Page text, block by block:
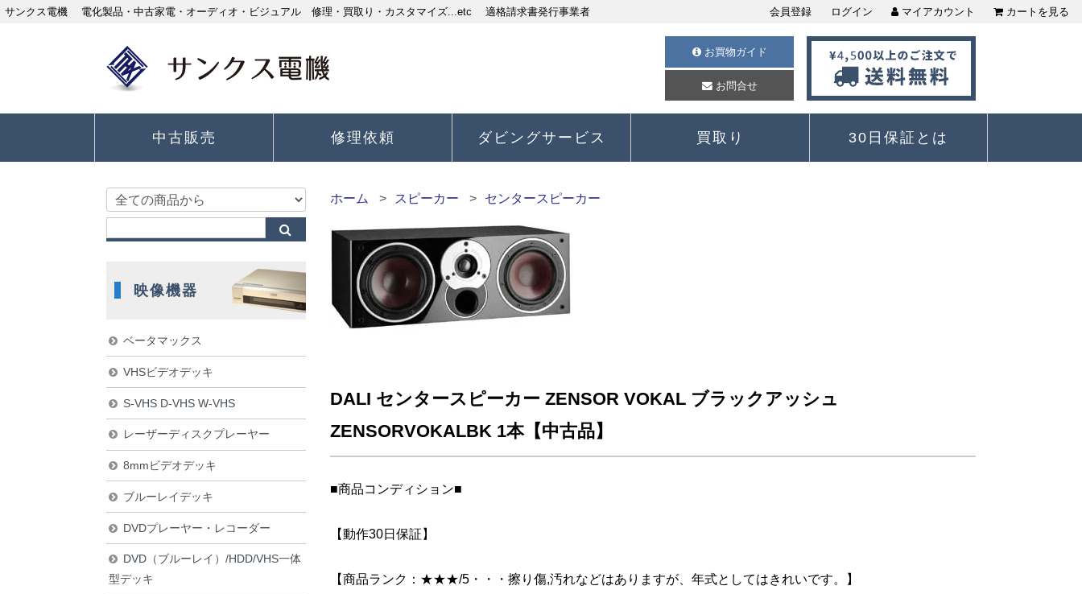
サンクス電機 電化製品・中古家電・オーディオ・ビジュアル 修理・買取り・カスタマイズ...etc 適格請求書発行事業者 会員登録 ログイン マイアカウント カートを見る
お買物ガイド
お問合せ
中古販売 修理依頼 ダビングサービス 買取り 30日保証とは
ホーム スピーカー センタースピーカー
DALI センタースピーカー ZENSOR VOKAL ブラックアッシュ
ZENSORVOKALBK 1本【中古品】
■商品コンディション■
【動作30日保証】
【商品ランク：★★★/5・・・擦り傷,汚れなどはありますが、年式としてはきれいです。】
映像機器
ベータマックス
VHSビデオデッキ
S-VHS D-VHS W-VHS
レーザーディスクプレーヤー
8mmビデオデッキ
ブルーレイデッキ
DVDプレーヤー・レコーダー
DVD（ブルーレイ）/HDD/VHS一体
型デッキ